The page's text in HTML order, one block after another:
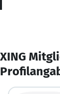
XING